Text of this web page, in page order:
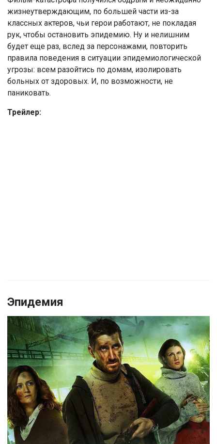
жизнеутверждающим, по большей части из-за
классных актеров, чьи герои работают, не покладая
рук, чтобы остановить эпидемию. Ну и нелишним
будет еще раз, вслед за персонажами, повторить
правила поведения в ситуации эпидемиологической
угрозы: всем разойтись по домам, изолировать
больных от здоровых. И, по возможности, не
паниковать.
Трейлер:
Эпидемия